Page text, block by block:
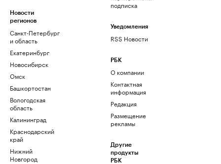
Новости
регионов
Санкт-Петербург
и область
Екатеринбург
Новосибирск
Омск
Башкортостан
Вологодская
область
Калининград
Краснодарский
край
Нижний
Новгород
подписка
Уведомления
RSS Новости
РБК
О компании
Контактная
информация
Редакция
Размещение
рекламы
Другие
продукты
РБК